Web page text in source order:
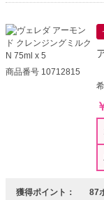
商品番号 10712815
獲得ポイント： 87